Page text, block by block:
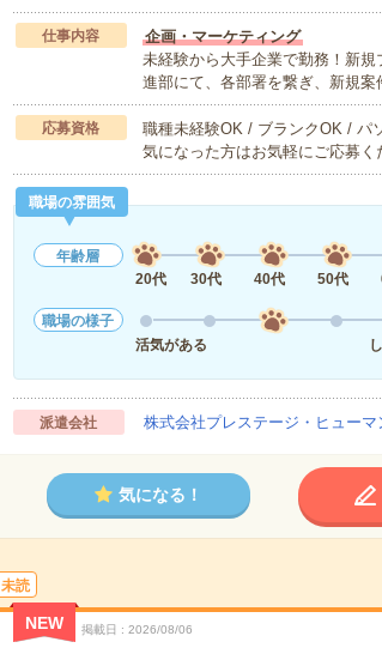
仕事内容
企画・マーケティング
未経験から大手企業で勤務！新
進部にて、各部署を繋ぎ、新規案
応募資格
職種未経験OK / ブランクOK / パ
気になった方はお気軽にご応募く
職場の雰囲気
年齢層
20代
30代 40代 50代
職場の様子
活気がある
派遣会社 株式会社プレステージ・ヒューマ
気になる！
未読
NEW 掲載日 2026/08/06